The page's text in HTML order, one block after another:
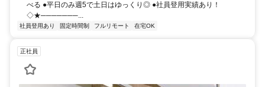
べる ●平日のみ週5で土日はゆっくり◎ ●社員登用実績あり！
◇★───────...
社員登用あり 固定時間制 フルリモート 在宅OK
正社員